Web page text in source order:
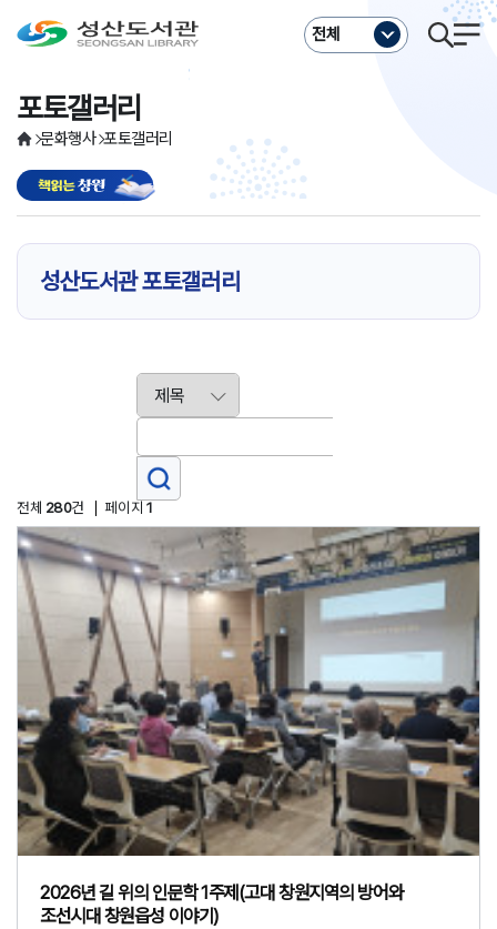
전체
문화행사 포토갤러리
포토갤러리
성산도서관 포토갤러리
전체 280건 페이지 1
2026년 길 위의 인문학 1주제(고대 창원지역의 방어와
조선시대 창원읍성 이야기)